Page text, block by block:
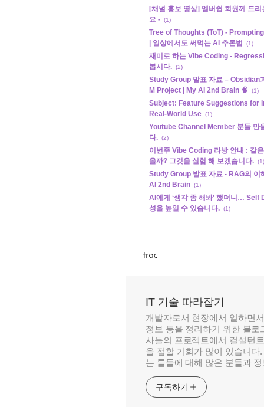
[채널 홍보 영상] 멤버쉽 회원께 드
요 - (1)
Tree of Thoughts (ToT) -
| 일상에서도 써먹는 AI 추론법
(1)
재미로 하는 Vibe Coding -
봅시다. (2)
Study Group 발표 자료 – Obsidian
M Project | My AI 2nd Brain 🧠
(1)
Subject: Feature Suggestions for
Real-World Use (1)
Youtube Channel Member 분들 만
다. (2)
이번주 Vibe Coding 라방 안내 : 같
올까? 그것을 실험 해 보겠습니다. (1)
Study Group 발표 자료 - RAG의
AI 2nd Brain (1)
AI에게 ‘생각 좀 해봐’ 했더니…
성을 높일 수 있습니다. (1)
IT 기술 따라잡기
개발자로서 현장에서 일하면
정보 등을 정리하기 위한 블
사들의 프로젝트에서 컬설턴
을 접할 기회가 많이 있습니
는 툴들에 대해 많은 분들과
구독하기